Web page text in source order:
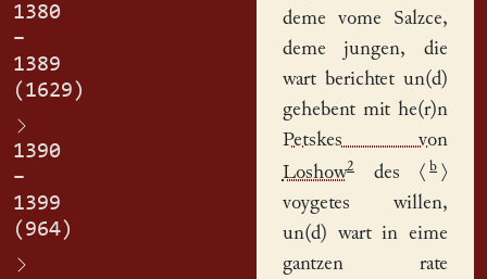
1380
–
1389
(1629)
1390
–
1399
(964)
deme vome Salzce,
deme jungen, die
wart berichtet un(d)
gehebent mit he(r)n
Petskes von
Loshow2des ⟨ b ⟩
voygetes willen,
un(d) wart in eime
gantzen rate